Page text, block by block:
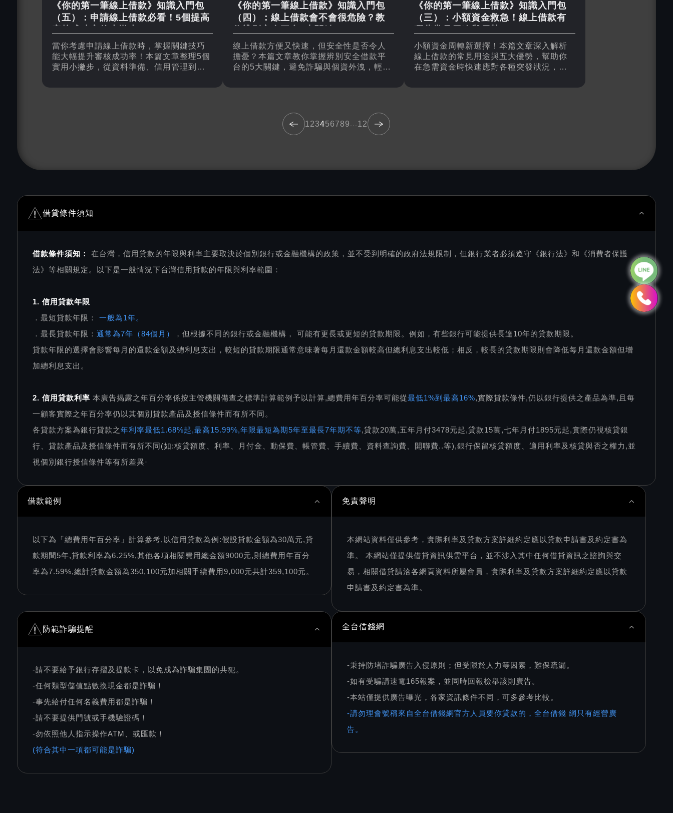
《你的第一筆線上借款》知識入門包
（五）：申請線上借款必看！5個提高
當你考慮申請線上借款時，掌握關鍵技巧
能大幅提升審核成功率！本篇文章整理5個
實用小撇步，從資料準備、信用管理到選
到資金，是借款新手必讀的實用指南。
《你的第一筆線上借款》知識入門包
（四）：線上借款會不會很危險？教
線上借款方便又快速，但安全性是否令人
擔憂？本篇文章教你掌握辨別安全借款平
台的5大關鍵，避免詐騙與個資外洩，輕鬆
《你的第一筆線上借款》知識入門包
（三）：小額資金救急！線上借款有
小額資金周轉新選擇！本篇文章深入解析
線上借款的常見用途與五大優勢，幫助你
在急需資金時快速應對各種突發狀況，靈
1 23456789 12
借貸條件須知
借款條件須知： 在台灣，信用貸款的年限與利率主要取決於個別銀行或金融機構的政策，並不受到明確的政府法規限制，但銀行業者必須遵守《銀行法》和《消費者保護
法》等相關規定。以下是一般情況下台灣信用貸款的年限與利率範圍：
1. 信用貸款年限
．最短貸款年限：
一般為1年。
．最長貸款年限： 通常為7年（84個月）
，但根據不同的銀行或金融機構， 可能有更長或更短的貸款期限。例如，有些銀行可能提供長達10年的貸款期限。
貸款年限的選擇會影響每月的還款金額及總利息支出，較短的貸款期限通常意味著每月還款金額較高但總利息支出較低；相反，較長的貸款期限則會降低每月還款金額但增
加總利息支出。
2. 信用貸款利率 本廣告揭露之年百分率係按主管機關備查之標準計算範例予以計算,總費用年百分率可能從最低1%到最高16%,實際貸款條件,仍以銀行提供之產品為準,且每
一顧客實際之年百分率仍以其個別貸款產品及授信條件而有所不同。
各貸款方案為銀行貸款之年利率最低1.68%起,最高15.99%,年限最短為期5年至最長7年期不等,貸款20萬,五年月付3478元起,貸款15萬,七年月付1895元起,實際仍視核貸銀
行、貸款產品及授信條件而有所不同(如:核貸額度、利率、月付金、動保費、帳管費、手續費、資料查詢費、開聯費..等),銀行保留核貸額度、適用利率及核貸與否之權力,並
視個別銀行授信條件等有所差異·
借款範例
以下為「總費用年百分率」計算參考,以信用貸款為例:假設貸款金額為30萬元,貸
款期間5年,貸款利率為6.25%,其他各項相關費用總金額9000元,則總費用年百分
率為7.59%,總計貸款金額為350,100元加相關手續費用9,000元共計359,100元。
免責聲明
本網站資料僅供參考，實際利率及貸款方案詳細約定應以貸款申請書及約定書為
準。 本網站僅提供借貸資訊供需平台，並不涉入其中任何借貸資訊之諮詢與交
易，相關借貸請洽各網頁資料所屬會員，實際利率及貸款方案詳細約定應以貸款
申請書及約定書為準。
防範詐騙提醒
-請不要給予銀行存摺及提款卡，以免成為詐騙集團的共犯。
-任何類型儲值點數換現金都是詐騙！
-事先給付任何名義費用都是詐騙！
-請不要提供門號或手機驗證碼！
-勿依照他人指示操作ATM、或匯款！
(符合其中一項都可能是詐騙)
全台借錢網
-秉持防堵詐騙廣告入侵原則；但受限於人力等因素，難保疏漏。
-如有受騙請速電165報案，並同時回報檢舉該則廣告。
-本站僅提供廣告曝光，各家資訊條件不同，可多參考比較。
-請勿理會號稱來自全台借錢網官方人員要你貸款的，全台借錢 網只有經營廣
告。